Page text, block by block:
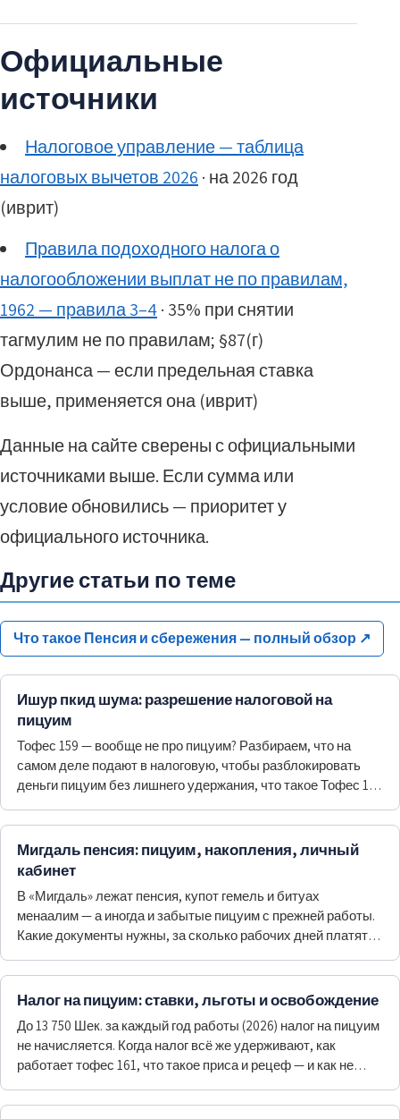
Официальные
источники
Налоговое управление — таблица
налоговых вычетов 2026 · на 2026 год
(иврит)
Правила подоходного налога о
налогообложении выплат не по правилам,
1962 — правила 3–4· 35% при снятии
тагмулим не по правилам; §87(г)
Ордонанса — если предельная ставка
выше, применяется она (иврит)
Данные на сайте сверены с официальными
источниками выше. Если сумма или
условие обновились — приоритет у
официального источника.
Другие статьи по теме
Что такое Пенсия и сбережения — полный обзор ↗
Ишур пкид шума: разрешение налоговой на
пицуим
Тофес 159 — вообще не про пицуим? Разбираем, что на
самом деле подают в налоговую, чтобы разблокировать
деньги пицуим без лишнего удержания, что такое Тофес 160
Мигдаль пенсия: пицуим, накопления, личный
кабинет
В «Мигдаль» лежат пенсия, купот гемель и битуах
менаалим — а иногда и забытые пицуим с прежней работы.
Какие документы нужны, за сколько рабочих дней платят и
Налог на пицуим: ставки, льготы и освобождение
До 13 750 Шек. за каждый год работы (2026) налог на пицуим
не начисляется. Когда налог всё же удерживают, как
работает тофес 161, что такое приса и рецеф — и как не